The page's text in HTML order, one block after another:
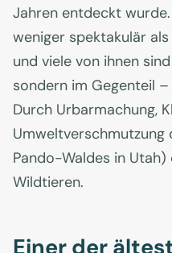
Jahren entdeckt
weniger spektakulär
und viele von ihnen
sondern im Gegenteil
Durch Urbarmachung,
Umweltverschmutzung
Pando-Waldes in
Wildtieren.
Einer der